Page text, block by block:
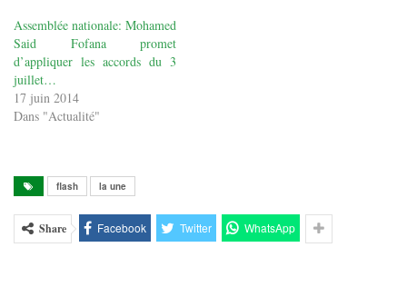
Assemblée nationale: Mohamed
Said Fofana promet
d’appliquer les accords du 3
juillet…
17 juin 2014
Dans "Actualité"
flash la une
Share Facebook Twitter WhatsApp